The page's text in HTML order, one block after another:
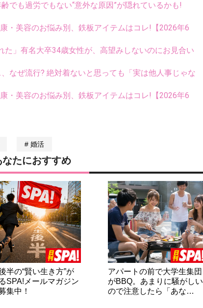
でも過労でもない“意外な原因”が隠れているかも!
・美容のお悩み別、鉄板アイテムはコレ!【2026年6
」有名大卒34歳女性が、高望みしないのにお見合い
なぜ流行? 絶対着ないと思っても「実は他人事じゃな
・美容のお悩み別、鉄板アイテムはコレ!【2026年6
婚活
なたにおすすめ
半の“賢い生き方”が
SPA!メールマガジン
集中！
アパートの前で大学生集団
がBBQ。あまりに騒がしい
ので注意したら「あな…